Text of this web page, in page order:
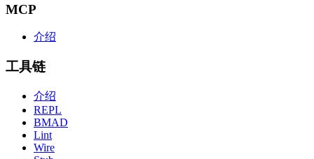
MCP
介绍
工具链
介绍
REPL
BMAD
Lint
Wire